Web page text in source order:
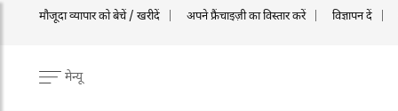
मौजूदा व्यापार को बेचें / खरीदें अपने फ्रैंचाइज़ी का विस्तार करें विज्ञापन दें
मेन्यू